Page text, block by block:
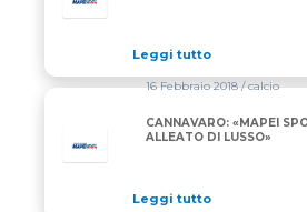
Leggi tutto
16 Febbraio 2018/ calcio
CANNAVARO: «MAPEI
ALLEATO DI LUSSO»
Leggi tutto